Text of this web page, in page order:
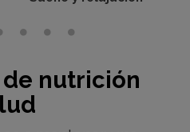
nutrición